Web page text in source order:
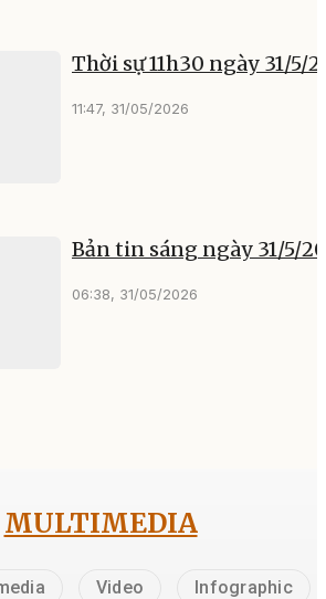
Thời sự 11h30 ngày 31/5/
11:47, 31/05/2026
Bản tin sáng ngày 31/5/
06:38, 31/05/2026
MULTIMEDIA
Video Infographic